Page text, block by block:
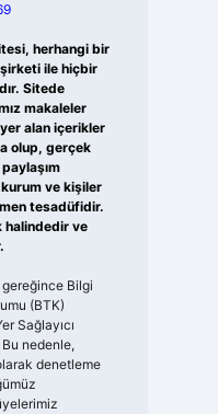
herhangi bir
ile hiçbir
Sitede
makaleler
alan içerikler
olup, gerçek
ve kişiler
tesadüfidir.
halindedir ve
gereğince Bilgi
(BTK)
Sağlayıcı
nedenle,
denetleme